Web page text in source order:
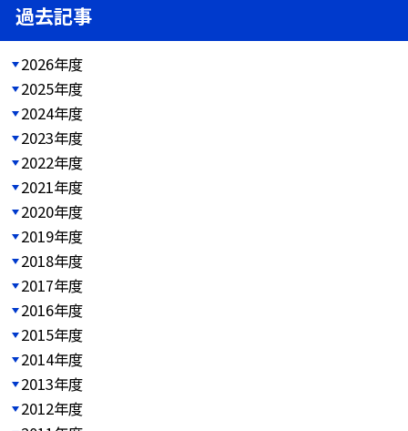
過去記事
2026年度
2025年度
2024年度
2023年度
2022年度
2021年度
2020年度
2019年度
2018年度
2017年度
2016年度
2015年度
2014年度
2013年度
2012年度